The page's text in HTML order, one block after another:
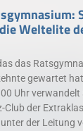
Weltelite
das
gewartet
Uhr verwandelt
Club der
der Leitung